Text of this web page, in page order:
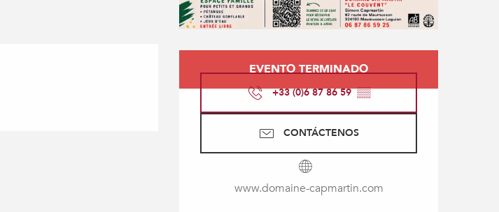
Horarios y datos de
EVENTO TERMINADO
+33 (0)6 87 86 59▒▒
CONTÁCTENOS
www.domaine-capmartin.com